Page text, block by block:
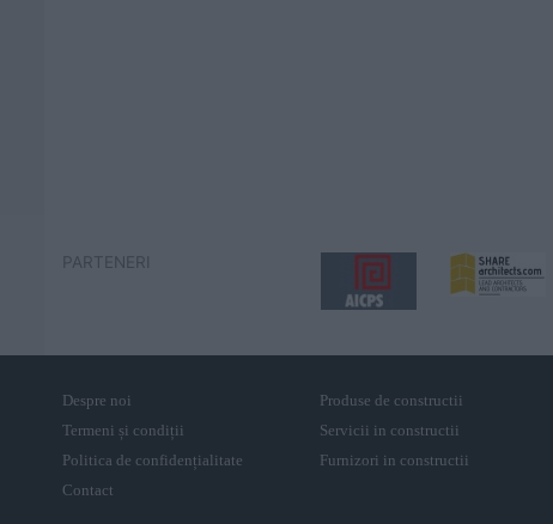
PARTENERI
Despre noi
Termeni și condiții
Politica de confidențialitate
Contact
Produse de constructii
Servicii in constructii
Furnizori in constructii